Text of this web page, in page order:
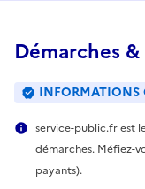
Démarches
INFORMATIONS
service-public.fr est
démarches. Méfiez-
payants).